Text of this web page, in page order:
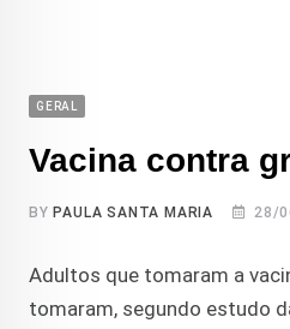
GERAL
Vacina contra
BY PAULA SANTA MARIA 28/
Adultos que tomaram a
tomaram, segundo estudo